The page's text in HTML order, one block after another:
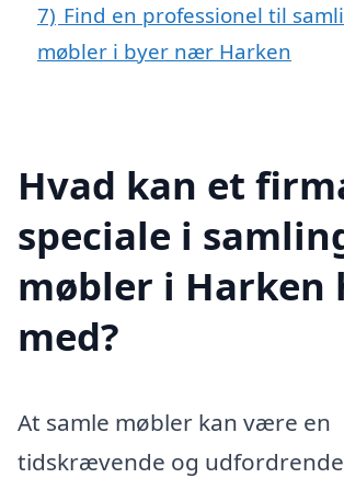
7) Find en professionel til
møbler i byer nær Harken
Hvad kan et
speciale i
møbler i
med?
At samle møbler kan være en
tidskrævende og